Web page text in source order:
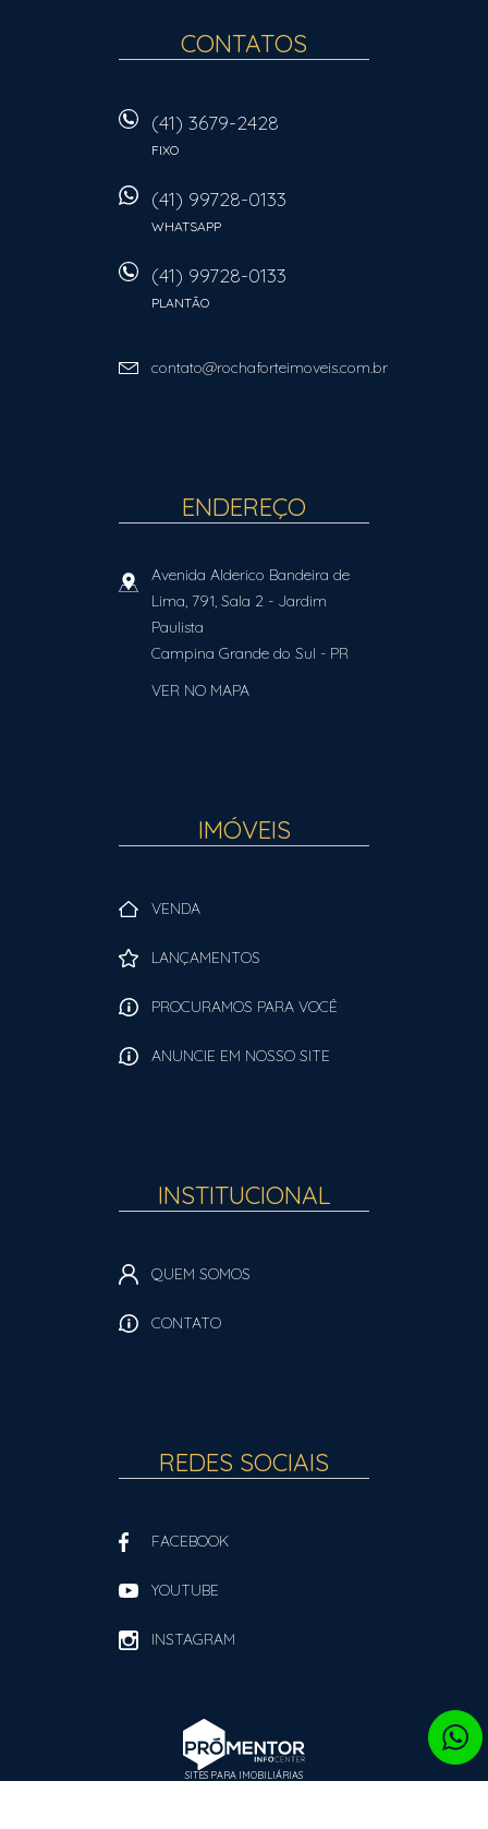
CONTATOS
(41) 3679-2428
FIXO
(41) 99728-0133
WHATSAPP
(41) 99728-0133
PLANTÃO
contato@rochaforteimoveis.com.br
ENDEREÇO
Avenida Alderico Bandeira de
Lima, 791, Sala 2 - Jardim
Paulista
Campina Grande do Sul - PR
VER NO MAPA
IMÓVEIS
VENDA
LANÇAMENTOS
PROCURAMOS PARA VOCÊ
ANUNCIE EM NOSSO SITE
INSTITUCIONAL
QUEM SOMOS
CONTATO
REDES SOCIAIS
FACEBOOK
YOUTUBE
INSTAGRAM
SITES PARA IMOBILIÁRIAS